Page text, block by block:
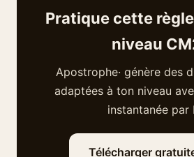
Pratique cette
niveau
Apostrophe· génère des
adaptées à ton niveau
instantanée par
Télécharger